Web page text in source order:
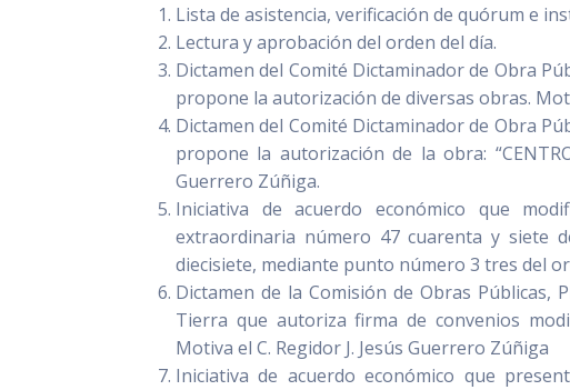
Lista de asistencia, verificación de quórum e
Lectura y aprobación del orden del día.
Dictamen del Comité Dictaminador de Obra
propone la autorización de diversas obras.
Dictamen del Comité Dictaminador de Obra
propone la autorización de la obra:
Guerrero Zúñiga.
Iniciativa de acuerdo económico que
extraordinaria número 47 cuarenta y siete
diecisiete, mediante punto número 3 tres del
Dictamen de la Comisión de Obras Públicas,
Tierra que autoriza firma de convenios
Motiva el C. Regidor J. Jesús Guerrero Zúñiga
Iniciativa de acuerdo económico que